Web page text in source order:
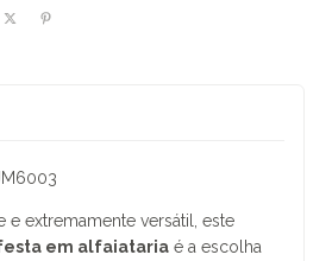
e extremamente versátil, este
em alfaiataria é a escolha